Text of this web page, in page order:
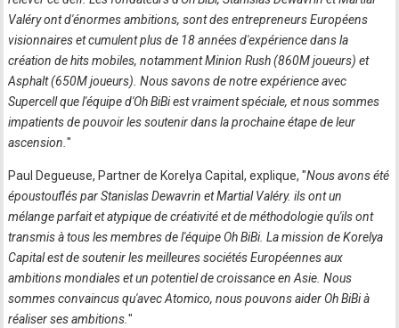
Valéry ont d'énormes ambitions, sont des entrepreneurs Européens
visionnaires et cumulent plus de 18 années d'expérience dans la
création de hits mobiles, notamment Minion Rush (860M joueurs) et
Asphalt (650M joueurs). Nous savons de notre expérience avec
Supercell que l'équipe d'Oh BiBi est vraiment spéciale, et nous sommes
impatients de pouvoir les soutenir dans la prochaine étape de leur
ascension."
Paul Degueuse, Partner de Korelya Capital, explique, "Nous avons été
époustouflés par Stanislas Dewavrin et Martial Valéry. ils ont un
mélange parfait et atypique de créativité et de méthodologie qu'ils ont
transmis à tous les membres de l'équipe Oh BiBi. La mission de Korelya
Capital est de soutenir les meilleures sociétés Européennes aux
ambitions mondiales et un potentiel de croissance en Asie. Nous
sommes convaincus qu'avec Atomico, nous pouvons aider Oh BiBi à
réaliser ses ambitions."